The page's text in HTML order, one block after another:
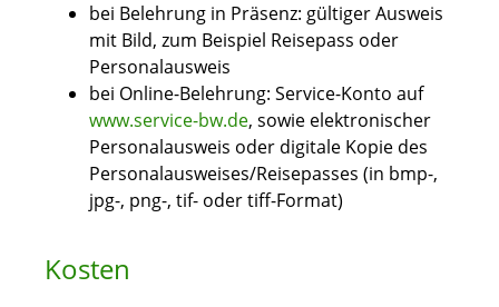
bei Belehrung in Präsenz: gültiger Ausweis
mit Bild, zum Beispiel Reisepass oder
Personalausweis
bei Online-Belehrung: Service-Konto auf
www.service-bw.de, sowie elektronischer
Personalausweis oder digitale Kopie des
Personalausweises/Reisepasses (in bmp-,
jpg-, png-, tif- oder tiff-Format)
Kosten